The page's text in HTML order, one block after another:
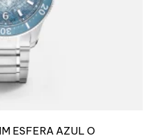
ESFERA AZUL O